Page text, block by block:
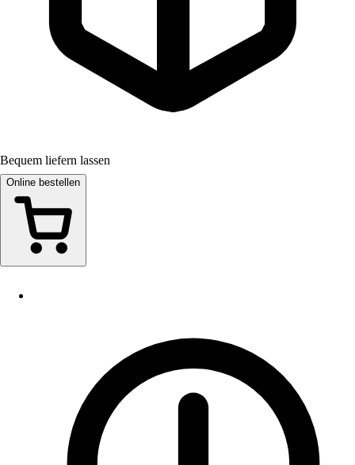
Bequem liefern lassen
Online bestellen